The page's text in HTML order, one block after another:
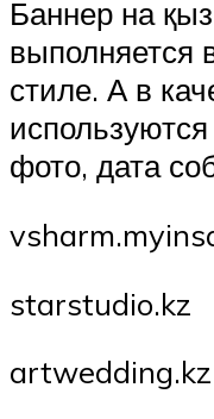
Баннер на
выполняется
стиле. А в
фото, дата
starstudio.kz
artwedding.kz